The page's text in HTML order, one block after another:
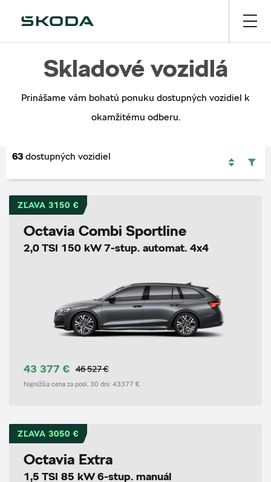
Skladové vozidlá
Prinášame vám bohatú ponuku dostupných vozidiel k
okamžitému odberu.
63 dostupných vozidiel
ZĽAVA 3150 €
Octavia Combi Sportline
2,0 TSI 150 kW 7-stup. automat. 4x4
43 377 € 46 527 €
Najnižšia cena za posl. 30 dní: 43377 €
ZĽAVA 3050 €
Octavia Extra
1,5 TSI 85 kW 6-stup. manuál